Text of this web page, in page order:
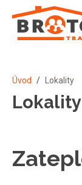
Úvod / Lokality
Lokality